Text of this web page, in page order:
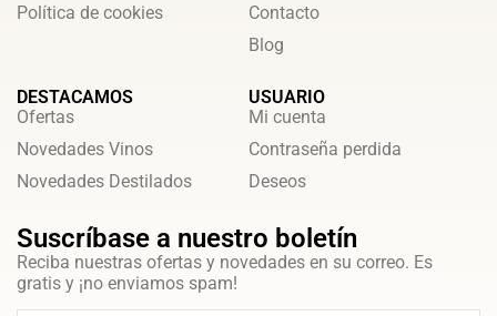
Política de cookies
Contacto
Blog
DESTACAMOS
Ofertas
Novedades Vinos
Novedades Destilados
USUARIO
Mi cuenta
Contraseña perdida
Deseos
Suscríbase a nuestro boletín
Reciba nuestras ofertas y novedades en su correo. Es
gratis y ¡no enviamos spam!